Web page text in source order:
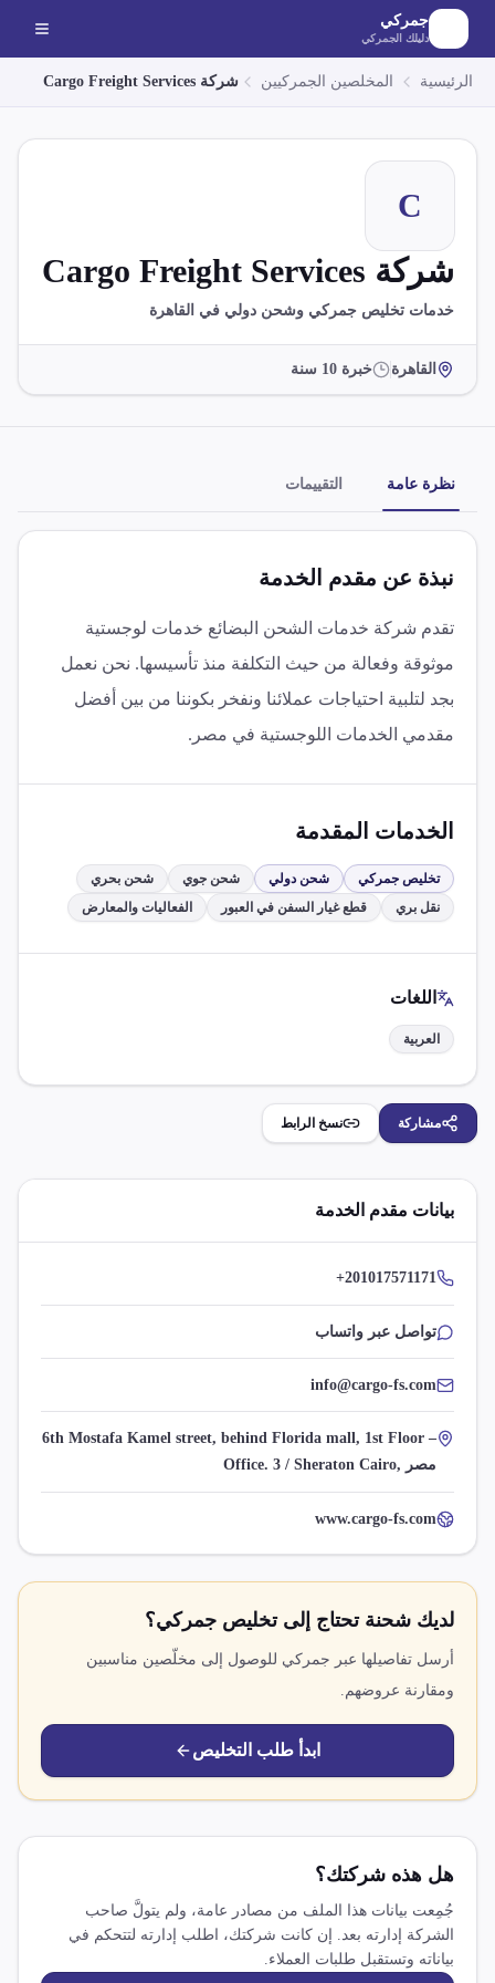
الانتقال إلى المحتوى الرئيسي
جمركي
دليلك الجمركي
الرئيسية المخلصين الجمركيين شركة Cargo Freight Services
C
شركة Cargo Freight Services
خدمات تخليص جمركي وشحن دولي في القاهرة
القاهرة خبرة 10 سنة
نظرة عامة التقييمات
نبذة عن مقدم الخدمة
تقدم شركة خدمات الشحن البضائع خدمات لوجستية
موثوقة وفعالة من حيث التكلفة منذ تأسيسها. نحن نعمل
بجد لتلبية احتياجات عملائنا ونفخر بكوننا من بين أفضل
مقدمي الخدمات اللوجستية في مصر.
الخدمات المقدمة
تخليص جمركي شحن دولي شحن جوي
شحن بحري
نقل بري
قطع غيار السفن في العبور الفعاليات والمعارض
اللغات
العربية
مشاركة نسخ الرابط
بيانات مقدم الخدمة
+201017571171
تواصل عبر واتساب
info@cargo-fs.com
6th Mostafa Kamel street, behind Florida mall, 1st Floor –
Office. 3 / Sheraton Cairo, مصر
www.cargo-fs.com
لديك شحنة تحتاج إلى تخليص جمركي؟
أرسل تفاصيلها عبر جمركي للوصول إلى مخلّصين مناسبين
ومقارنة عروضهم.
ابدأ طلب التخليص
هل هذه شركتك؟
جُمِعت بيانات هذا الملف من مصادر عامة، ولم يتولَّ صاحب
الشركة إدارته بعد. إن كانت شركتك، اطلب إدارته لتتحكم في
بياناته وتستقبل طلبات العملاء.